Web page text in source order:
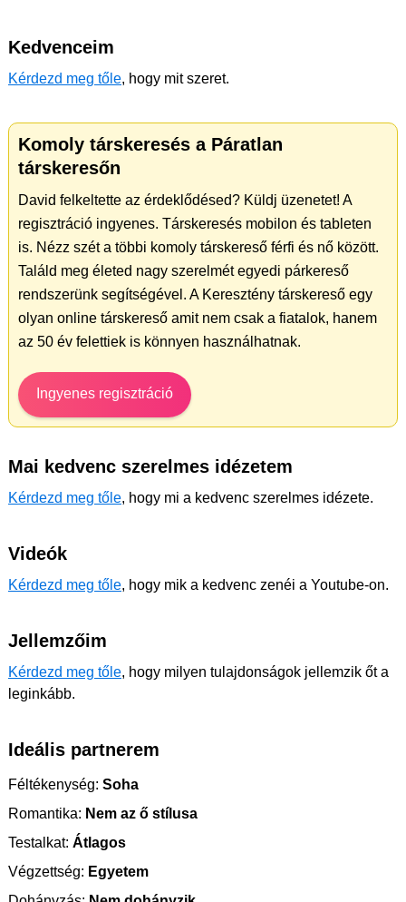
Kedvenceim
Kérdezd meg tőle, hogy mit szeret.
Komoly társkeresés a Páratlan
társkeresőn
David felkeltette az érdeklődésed? Küldj üzenetet! A
regisztráció ingyenes. Társkeresés mobilon és tableten
is. Nézz szét a többi komoly társkereső férfi és nő között.
Találd meg életed nagy szerelmét egyedi párkereső
rendszerünk segítségével. A Keresztény társkereső egy
olyan online társkereső amit nem csak a fiatalok, hanem
az 50 év felettiek is könnyen használhatnak.
Ingyenes regisztráció
Mai kedvenc szerelmes idézetem
Kérdezd meg tőle, hogy mi a kedvenc szerelmes idézete.
Videók
Kérdezd meg tőle, hogy mik a kedvenc zenéi a Youtube-on.
Jellemzőim
Kérdezd meg tőle, hogy milyen tulajdonságok jellemzik őt a
leginkább.
Ideális partnerem
Féltékenység: Soha
Romantika: Nem az ő stílusa
Testalkat: Átlagos
Végzettség: Egyetem